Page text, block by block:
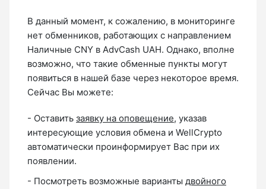
В данный момент, к сожалению, в мониторинге
нет обменников, работающих с направлением
Наличные CNY в AdvCash UAH. Однако, вполне
возможно, что такие обменные пункты могут
появиться в нашей базе через некоторое время.
Сейчас Вы можете:
- Оставить заявку на оповещение, указав
интересующие условия обмена и WellCrypto
автоматически проинформирует Вас при их
появлении.
- Посмотреть возможные варианты двойного